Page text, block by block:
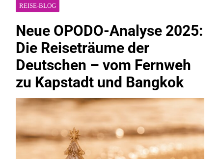
REISE-BLOG
Neue OPODO-Analyse 2025:
Die Reiseträume der
Deutschen – vom Fernweh
zu Kapstadt und Bangkok